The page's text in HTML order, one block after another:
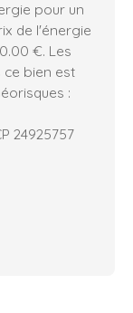
pour un
de l'énergie
€. Les
ce bien est
:
24925757